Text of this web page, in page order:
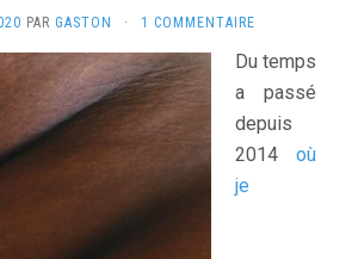
PAR GASTON · 1 COMMENTAIRE
Du temps
a passé
depuis
2014 où
je